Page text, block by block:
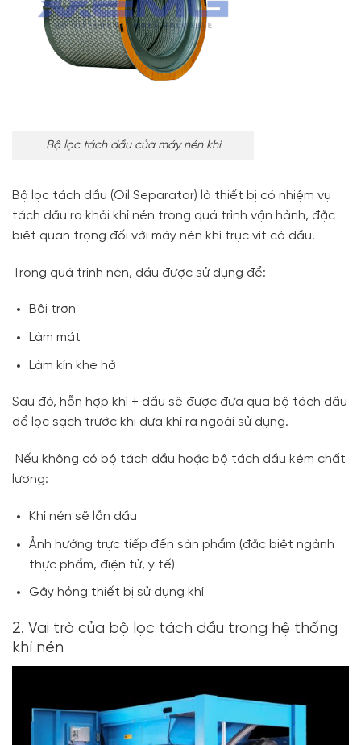
Bộ lọc tách dầu của máy nén khí
Bộ lọc tách dầu (Oil Separator) là thiết bị có nhiệm vụ
tách dầu ra khỏi khí nén trong quá trình vận hành, đặc
biệt quan trọng đối với máy nén khí trục vít có dầu.
Trong quá trình nén, dầu được sử dụng để:
Bôi trơn
Làm mát
Làm kín khe hở
Sau đó, hỗn hợp khí + dầu sẽ được đưa qua bộ tách dầu
để lọc sạch trước khi đưa khí ra ngoài sử dụng.
Nếu không có bộ tách dầu hoặc bộ tách dầu kém chất
lượng:
Khí nén sẽ lẫn dầu
Ảnh hưởng trực tiếp đến sản phẩm (đặc biệt ngành
thực phẩm, điện tử, y tế)
Gây hỏng thiết bị sử dụng khí
2. Vai trò của bộ lọc tách dầu trong hệ thống
khí nén